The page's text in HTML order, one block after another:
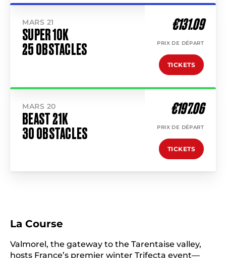
MARS 21
SUPER 10K
25 OBSTACLES
€131.09
PRIX DE DÉPART
TICKETS
MARS 20
BEAST 21K
30 OBSTACLES
€197.06
PRIX DE DÉPART
TICKETS
La Course
Valmorel, the gateway to the Tarentaise valley,
hosts France’s premier winter Trifecta event—